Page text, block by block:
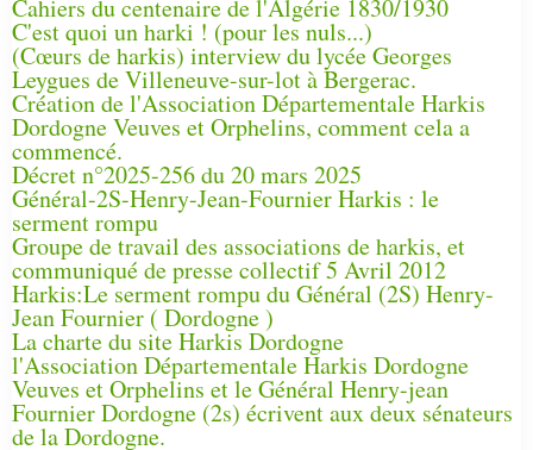
Cahiers du centenaire de l'Algérie 1830/1930
C'est quoi un harki ! (pour les nuls...)
(Cœurs de harkis) interview du lycée Georges
Leygues de Villeneuve-sur-lot à Bergerac.
Création de l'Association Départementale Harkis
Dordogne Veuves et Orphelins, comment cela a
commencé.
Décret n°2025-256 du 20 mars 2025
Général-2S-Henry-Jean-Fournier Harkis : le
serment rompu
Groupe de travail des associations de harkis, et
communiqué de presse collectif 5 Avril 2012
Harkis:Le serment rompu du Général (2S) Henry-
Jean Fournier ( Dordogne )
La charte du site Harkis Dordogne
l'Association Départementale Harkis Dordogne
Veuves et Orphelins et le Général Henry-jean
Fournier Dordogne (2s) écrivent aux deux sénateurs
de la Dordogne.